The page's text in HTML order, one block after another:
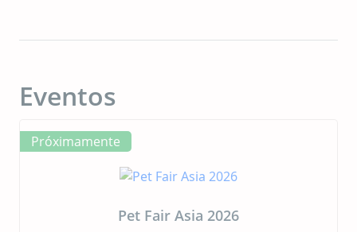
Eventos
Próximamente
Pet Fair Asia 2026